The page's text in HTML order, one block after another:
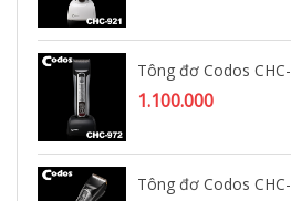
Tông đơ Codos
1.100.000
Tông đơ Codos